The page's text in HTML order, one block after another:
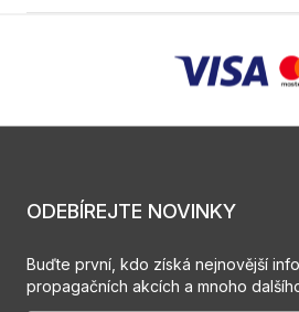
ODEBÍREJTE NOVINKY
Buďte první, kdo získá nejnovější
propagačních akcích a mnoho